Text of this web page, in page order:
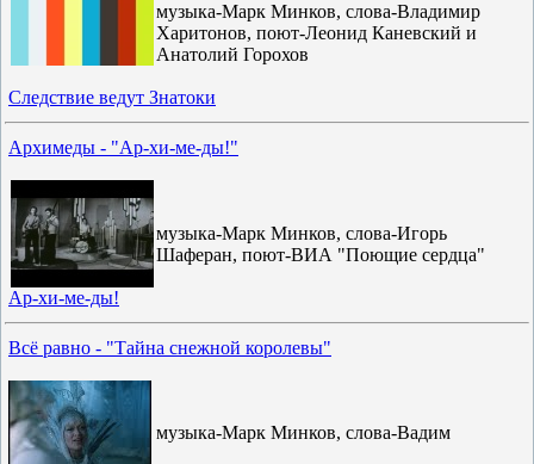
музыка-Марк Минков, слова-Владимир
Харитонов, поют-Леонид Каневский и
Анатолий Горохов
Следствие ведут Знатоки
Архимеды - "Ар-хи-ме-ды!"
музыка-Марк Минков, слова-Игорь
Шаферан, поют-ВИА "Поющие сердца"
Ар-хи-ме-ды!
Всё равно - "Тайна снежной королевы"
музыка-Марк Минков, слова-Вадим